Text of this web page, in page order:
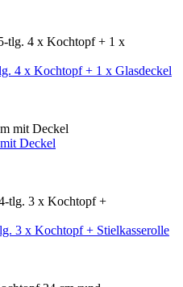
4 x Kochtopf + 1 x Glasdeckel
Deckel
3 x Kochtopf + Stielkasserolle